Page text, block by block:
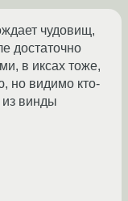
чудовищ,
достаточно
в иксах тоже,
но видимо кто-
из винды